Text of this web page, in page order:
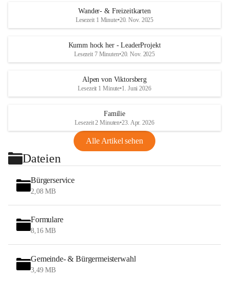
Wander- & Freizeitkarten
Lesezeit 1 Minute•20. Nov. 2025
Kumm hock her - LeaderProjekt
Lesezeit 7 Minuten•20. Nov. 2025
Alpen von Viktorsberg
Lesezeit 1 Minute•1. Juni 2026
Familie
Lesezeit 2 Minuten•23. Apr. 2026
Alle Artikel sehen
Dateien
Bürgerservice
2,08 MB
Formulare
8,16 MB
Gemeinde- & Bürgermeisterwahl
3,49 MB